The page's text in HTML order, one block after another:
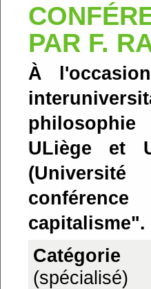
PAR F.
À
ULiège et
capitalisme".
Catégorie
(spécialisé)